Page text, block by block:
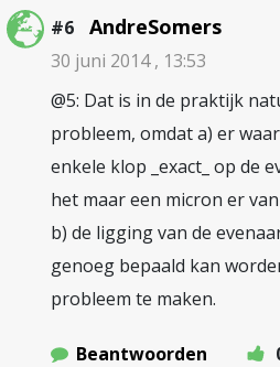
#6 AndreSomers
30 juni 2014 , 13:53
@5: Dat is in de praktijk
probleem, omdat a) er
enkele klop _exact_ op de
het maar een micron er
b) de ligging van de
genoeg bepaald kan
probleem te maken.
Beantwoorden